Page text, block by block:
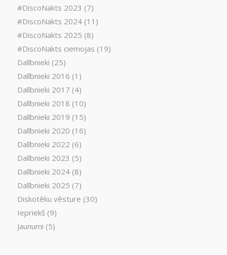
#DiscoNakts 2023 (7)
#DiscoNakts 2024(11)
#DiscoNakts 2025 (8)
#DiscoNakts ciemojas (19)
Dalībnieki (25)
Dalībnieki 2016 (1)
Dalībnieki 2017 (4)
Dalībnieki 2018 (10)
Dalībnieki 2019 (15)
Dalībnieki 2020 (16)
Dalībnieki 2022 (6)
Dalībnieki 2023 (5)
Dalībnieki 2024(8)
Dalībnieki 2025 (7)
Diskotēku vēsture (30)
Iepriekš(9)
Jaunumi (5)